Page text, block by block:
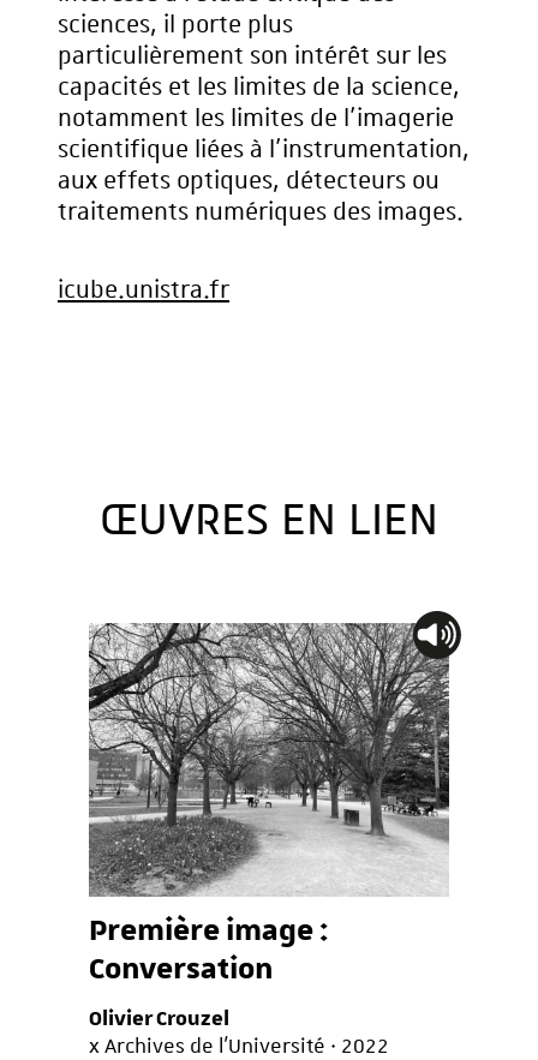
sciences, il porte plus
particulièrement son intérêt sur les
capacités et les limites de la science,
notamment les limites de l’imagerie
scientifique liées à l’instrumentation,
aux effets optiques, détecteurs ou
traitements numériques des images.
icube.unistra.fr
ŒUVRES EN LIEN
Première image :
Conversation
Olivier Crouzel
x Archives de l’Université · 2022